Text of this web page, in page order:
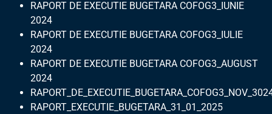
RAPORT DE EXECUTIE BUGETARA COFOG3_IUNIE
2024
RAPORT DE EXECUTIE BUGETARA COFOG3_IULIE
2024
RAPORT DE EXECUTIE BUGETARA COFOG3_AUGUST
2024
RAPORT_EXECUTIE_BUGETARA_31_01_2025